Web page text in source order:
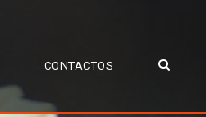
CONTACTOS